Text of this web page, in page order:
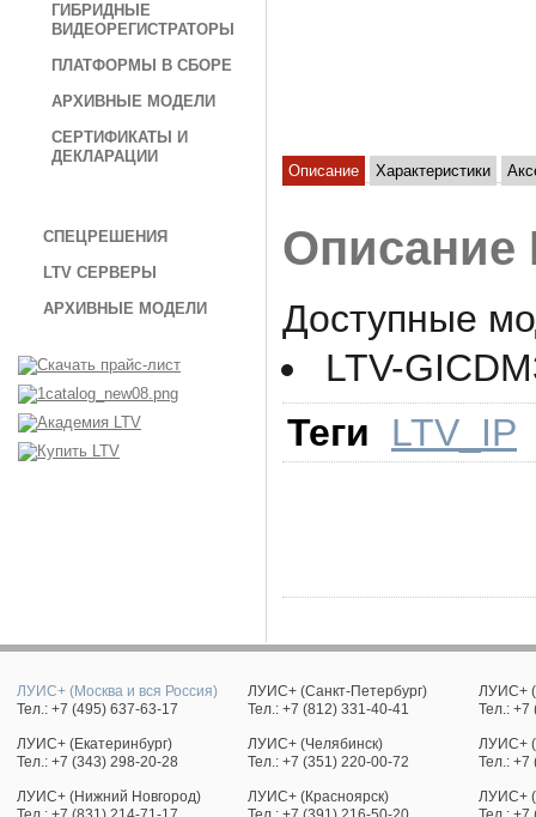
ГИБРИДНЫЕ
ВИДЕОРЕГИСТРАТОРЫ
ПЛАТФОРМЫ В СБОРЕ
АРХИВНЫЕ МОДЕЛИ
СЕРТИФИКАТЫ И
ДЕКЛАРАЦИИ
СПЕЦРЕШЕНИЯ
LTV СЕРВЕРЫ
АРХИВНЫЕ МОДЕЛИ
Описание Характеристики
Описание
Доступные
LTV-
Теги
LTV_IP
ЛУИС+ (Москва и вся Россия)
Тел.: +7 (495) 637-63-17
ЛУИС+ (Санкт-Петербург)
Тел.: +7 (812) 331-40-41
ЛУИС+
Тел.: +7
ЛУИС+ (Екатеринбург)
Тел.: +7 (343) 298-20-28
ЛУИС+ (Челябинск)
Тел.: +7 (351) 220-00-72
ЛУИС+
Тел.: +7
ЛУИС+ (Нижний Новгород)
ЛУИС+ (Красноярск)
ЛУИС+